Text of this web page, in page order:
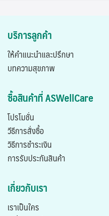
บริการลูกค้า
ให้คำแนะนำและปรึกษา
บทความสุขภาพ
ซื้อสินค้าที่ ASWellCare
โปรโมชั่น
วีธีการสั่งซื้อ
วิธีการชำระเงิน
การรับประกันสินค้า
เกี่ยวกับเรา
เราเป็นใคร